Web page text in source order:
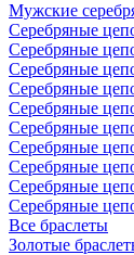
Мужские
Серебряные
Серебряные
Серебряные
Серебряные
Серебряные
Серебряные
Серебряные
Серебряные
Серебряные
Серебряные
Все браслеты
Золотые